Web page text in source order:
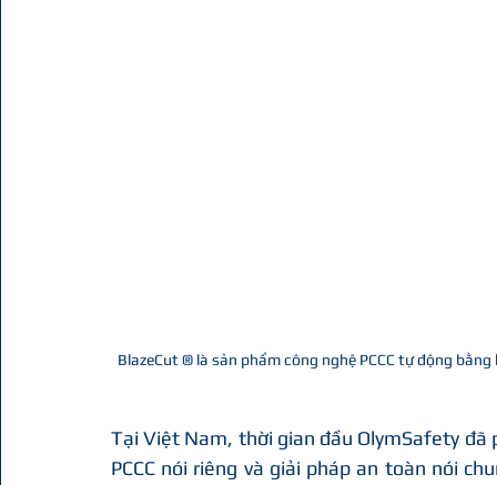
BlazeCut ® là sản phẩm công nghệ PCCC tự động
Tại Việt Nam, thời gian đầu OlymSafety đã
PCCC nói riêng và giải pháp an toàn nói